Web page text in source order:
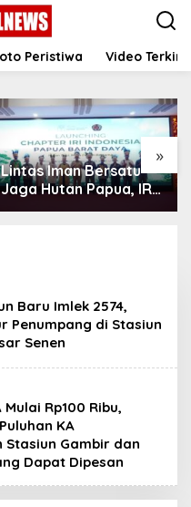
Peristiwa Video Terkini
»
Lintas Iman Bersatu
Jaga Hutan Papua, IRI
Indonesia Resmikan
Baru Imlek 2574,
Penumpang di Stasiun
Senen
Rp100 Ribu,
KA
Gambir dan
Dapat Dipesan